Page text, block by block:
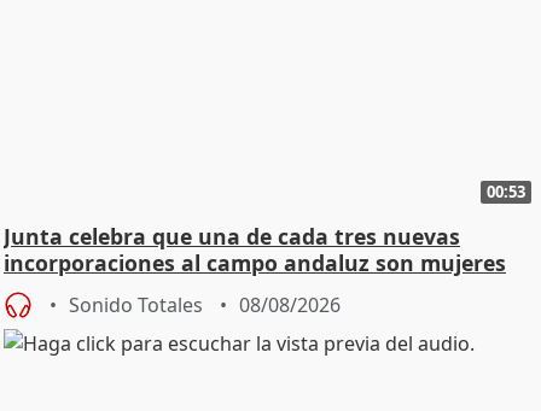
00:53
Junta celebra que una de cada tres nuevas
incorporaciones al campo andaluz son mujeres
jóvenes
Sonido Totales 08/08/2026